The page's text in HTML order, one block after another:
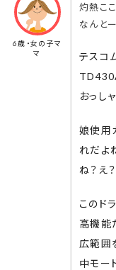
6歳・女の子マ
マ
灼熱ここ
なんとー
テスコ
おっし
娘使用
れだよ
ね？え
このド
高機能
広範囲
中モー